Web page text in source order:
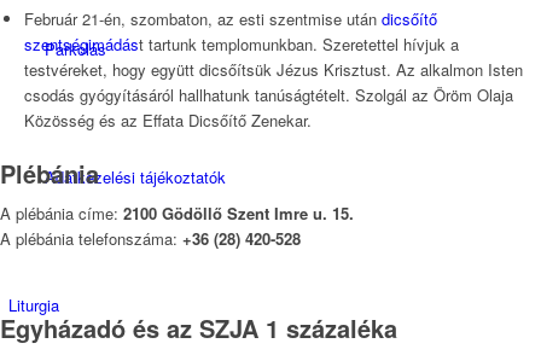
Parkolás
Adatkezelési tájékoztatók
Liturgia
Február 21-én, szombaton, az esti szentmise után dicsőítő
szentségimádást tartunk templomunkban. Szeretettel hívjuk a
testvéreket, hogy együtt dicsőítsük Jézus Krisztust. Az alkalmon Isten
csodás gyógyításáról hallhatunk tanúságtételt. Szolgál az Öröm Olaja
Közösség és az Effata Dicsőítő Zenekar.
Plébánia
A plébánia címe: 2100 Gödöllő Szent Imre u. 15.
A plébánia telefonszáma: +36 (28) 420-528
Egyházadó és az SZJA 1 százaléka